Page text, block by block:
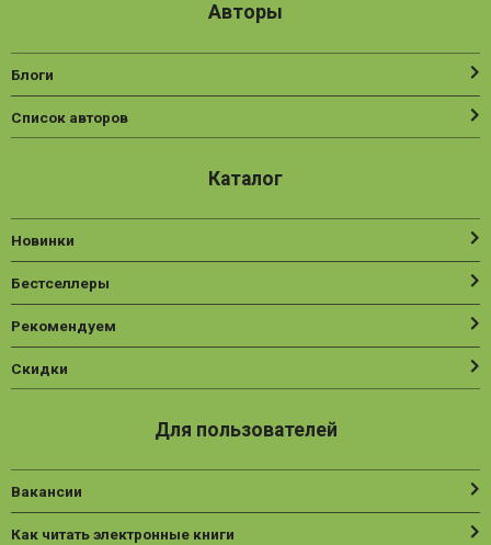
Авторы
Блоги
Список авторов
Каталог
Новинки
Бестселлеры
Рекомендуем
Скидки
Для пользователей
Вакансии
Как читать электронные книги